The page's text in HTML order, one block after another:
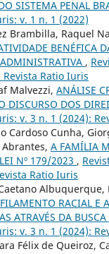
SISTEMA PENAL
v. 1 n. 1 (2022)
Brambilla, Raquel
BENÉFICA
,
Revista Ratio Iuris
Malvezzi, ANÁLISE
DISCURSO DOS
v. 3 n. 1 (2024):
Cardoso Cunha,
Abrantes, A FAMÍLIA
Nº 179/2023 ,
Ratio Iuris
Albuquerque,
RACIAL E
ATRAVÉS DA BUSCA
v. 3 n. 1 (2024):
Félix de Queiroz,